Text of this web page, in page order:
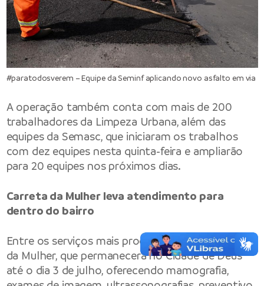
#paratodosverem – Equipe da Seminf aplicando novo asfalto em via
A operação também conta com mais de 200
trabalhadores da Limpeza Urbana, além das
equipes da Semasc, que iniciaram os trabalhos
com dez equipes nesta quinta-feira e ampliarão
para 20 equipes nos próximos dias.
Carreta da Mulher leva atendimento para
dentro do bairro
Entre os serviços mais procurados está a Carreta
da Mulher, que permanecerá no Cidade de Deus
até o dia 3 de julho, oferecendo mamografia,